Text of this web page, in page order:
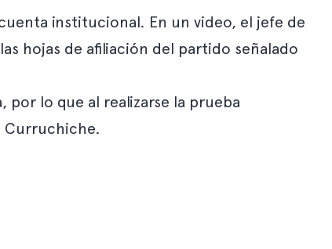
institucional. En un video, el jefe de
hojas de afiliación del partido señalado
lo que al realizarse la prueba
Curruchiche.